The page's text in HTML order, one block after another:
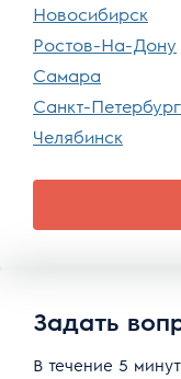
Новосибирск
Ростов-На-Дону
Самара
Санкт-Петербург
Челябинск
Задать
В течение 5